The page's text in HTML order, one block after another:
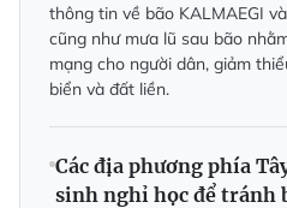
thông tin về bão KALMAEGI
cũng như mưa lũ sau bão
mạng cho người dân, giảm
biển và đất liền.
Các địa phương phía
sinh nghỉ học để tránh